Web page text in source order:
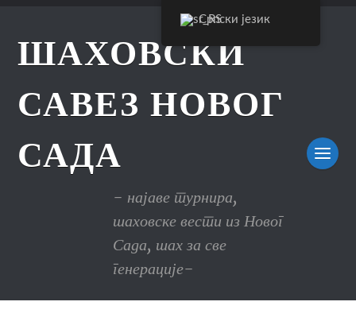
ШАХОВСКИ
САВЕЗ НОВОГ
САДА
- најаве турнира,
шаховске вести из Новог
Сада, шах за све
генерације-
Српски језик